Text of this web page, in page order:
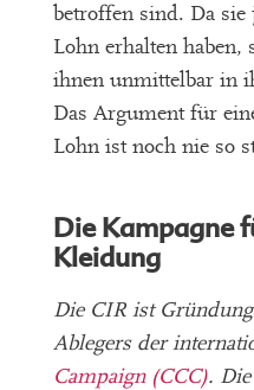
betroffen sind. Da
Lohn erhalten
ihnen unmittelbar in
Das Argument für
Lohn ist noch nie so
Die Kampagne
Kleidung
Die CIR ist
Ablegers der
Campaign (CCC). Die